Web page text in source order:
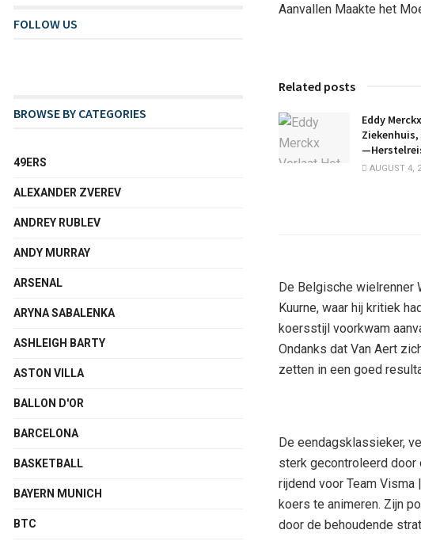
Aanvallen Maakte het
Related posts
Eddy
AUGUST 4,
De Belgische wielrenner
Kuurne, waar hij kritiek
koersstijl voorkwam
Ondanks dat Van Aert
zetten in een goed
De eendagsklassieker,
sterk gecontroleerd door
rijdend voor Team
koers te animeren. Zijn
door de behoudende
FOLLOW US
BROWSE BY CATEGORIES
49ERS
ALEXANDER ZVEREV
ANDREY RUBLEV
ANDY MURRAY
ARSENAL
ARYNA SABALENKA
ASHLEIGH BARTY
ASTON VILLA
BALLON D'OR
BARCELONA
BASKETBALL
BAYERN MUNICH
BTC